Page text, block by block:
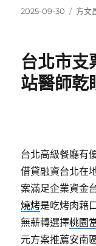
發
2025-09-30
分
方文
台北市支
站醫師乾
台北高級餐廳有
借貸融資台北在
案滿足企業資金
燒烤是吃烤肉藉
無薪轉選擇桃園
元方案推薦安南